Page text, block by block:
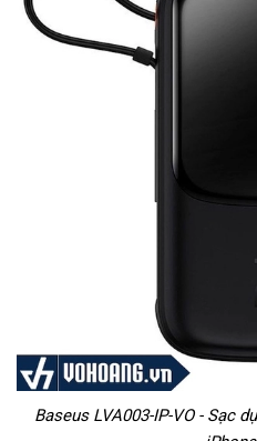
Baseus LVA003-IP-VO - Sạc